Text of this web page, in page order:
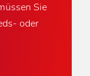
Sie
oder